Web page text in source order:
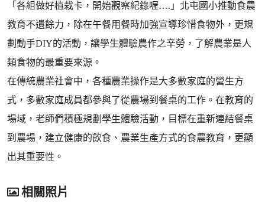
「各組做好植栽卡，開始觀察紀錄喔….」北屯國小推動食農
教育不遺餘力，除在午餐用餐時加強宣導珍惜食物外，更規
劃動手DIY的活動，讓學生體驗農作之辛勞，了解農業是人
類食物的最重要來源。
在傳統農業社會中，各種農業操作是大多數家庭的營生方
式，多數家庭成員都參與了從農場到餐桌的工作。在教育的
場域，老師們積極規劃學生體驗活動，目標在重新連結餐桌
到農場，建立健康的飲食、農業生產方式的食農教育，更顯
出其重要性。
相關照片